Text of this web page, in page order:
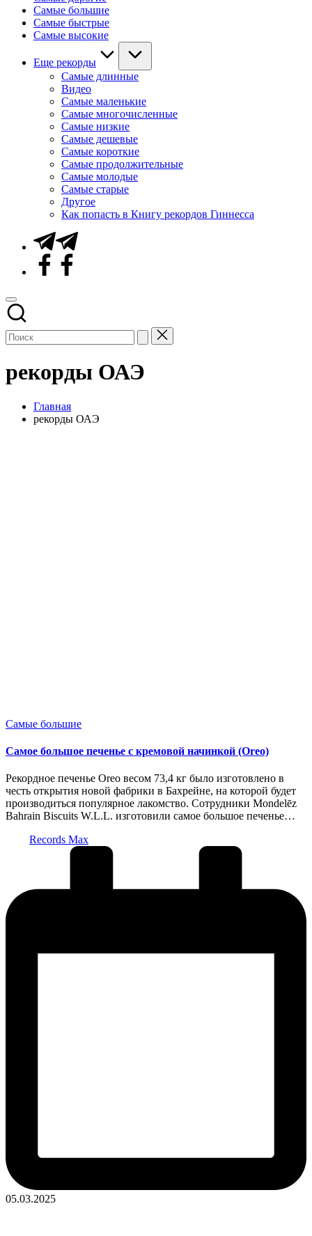
Самые большие
Самые быстрые
Самые высокие
Еще рекорды
Самые длинные
Видео
Самые маленькие
Самые многочисленные
Самые низкие
Самые дешевые
Самые короткие
Самые продолжительные
Самые молодые
Самые старые
Другое
Как попасть в Книгу рекордов Гиннесса
Telegram
Facebook
рекорды ОАЭ
Главная
рекорды ОАЭ
Опубликовано
Самые большие
Самое большое печенье с кремовой начинкой (Oreo)
Рекордное печенье Oreo весом 73,4 кг было изготовлено в
честь открытия новой фабрики в Бахрейне, на которой будет
производиться популярное лакомство. Сотрудники Mondelēz
Bahrain Biscuits W.L.L. изготовили самое большое печенье…
Records Max
05.03.2025